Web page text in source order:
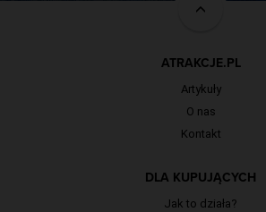
ATRAKCJE.PL
Artykuły
O nas
Kontakt
DLA KUPUJĄCYCH
Jak to działa?